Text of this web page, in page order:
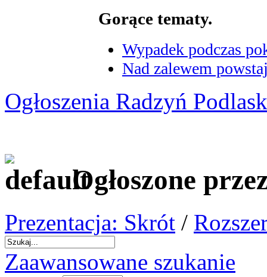
Gorące tematy.
Wypadek podczas
Nad zalewem
Ogłoszenia Radzyń
Ogłoszone
Prezentacja: Skrót /
Zaawansowane szukanie